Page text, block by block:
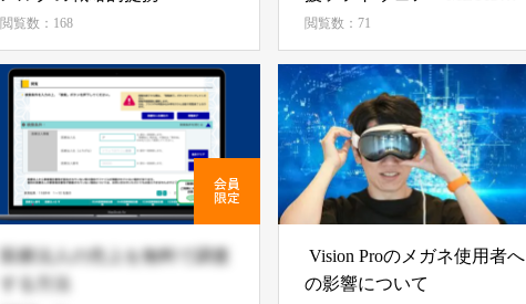
閲覧数：168
Eye』が製造販売承認を取得
閲覧数：71
医療法人の売上を無料で調査
する方法
Vision Proのメガネ使用者へ
の影響について